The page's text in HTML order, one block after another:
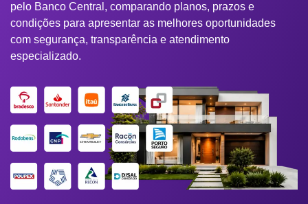
pelo Banco Central, comparando planos, prazos e
condições para apresentar as melhores oportunidades
com segurança, transparência e atendimento
especializado.